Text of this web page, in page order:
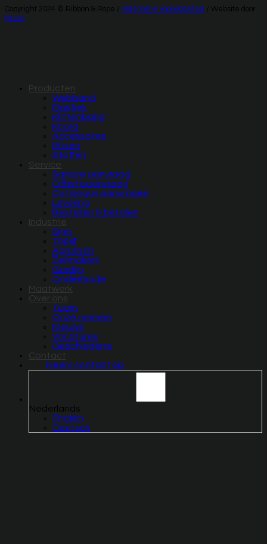
Copyright 2024 © Ribbon & Rope / Algemene voorwaarden / Website door
Klubb
Producten
Webband
Elastiek
Klittenband
Koord
Accessoires
Ritsen
Stoffen
Service
Sample aanvraag
Offerteaanvraag
Catalogus aanvragen
Levering
Bestellen & betalen
Industrie
Sign
Tapijt
Agrarisch
Zeilmakerij
Gordijn
Ondermode
Maatwerk
Over ons
Team
Onze normen
Nieuws
Vacatures
Geschiedenis
Contact
Neem contact op
Nederlands
English
Deutsch